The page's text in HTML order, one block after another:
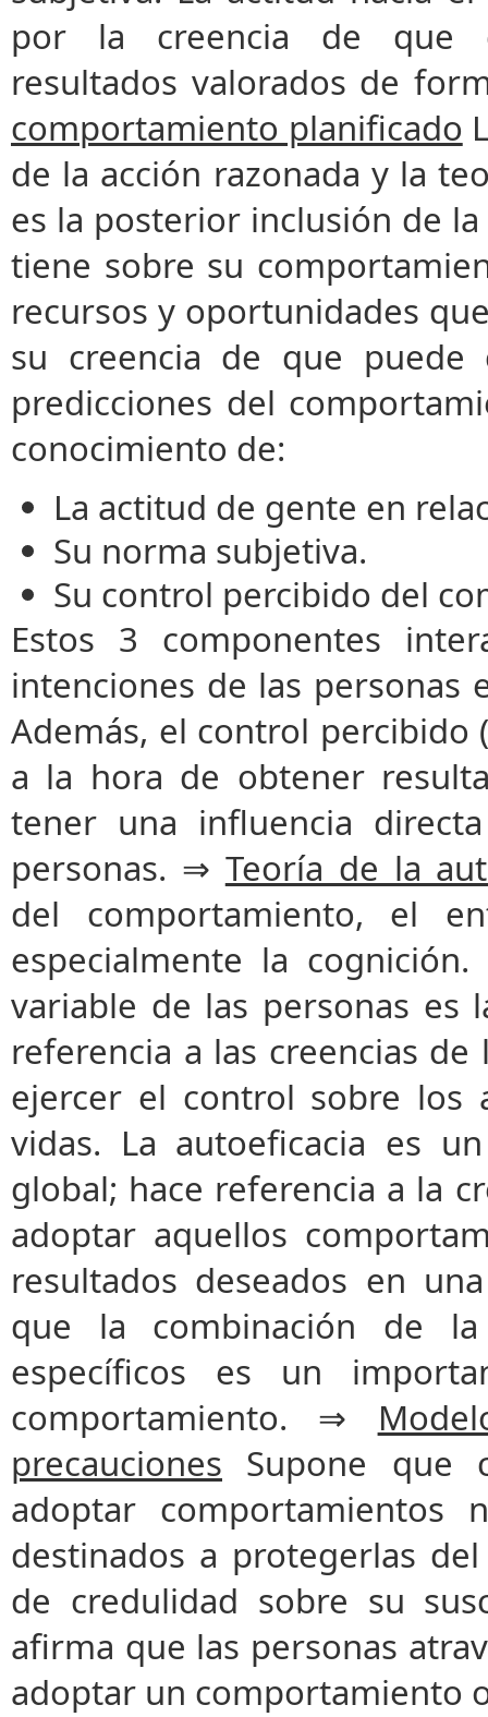
por la creencia de que
resultados valorados de
comportamiento planificado
de la acción razonada y la
es la posterior inclusión de
tiene sobre su
recursos y oportunidades
su creencia de que puede
predicciones del
conocimiento de:
La actitud de gente en
Su norma subjetiva.
Su control percibido del
Estos 3 componentes
intenciones de las personas
Además, el control
a la hora de obtener
tener una influencia
personas. ⇒ Teoría de la
del comportamiento, el
especialmente la
variable de las personas es
referencia a las creencias
ejercer el control sobre los
vidas. La autoeficacia es
global; hace referencia a la
adoptar aquellos
resultados deseados en
que la combinación de
específicos es un
comportamiento. ⇒
precauciones Supone que
adoptar comportamientos
destinados a protegerlas
de credulidad sobre su
afirma que las personas
adoptar un comportamiento